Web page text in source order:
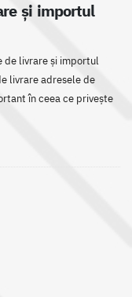
şi importul
de livrare și importul
livrare adresele de
în ceea ce privește